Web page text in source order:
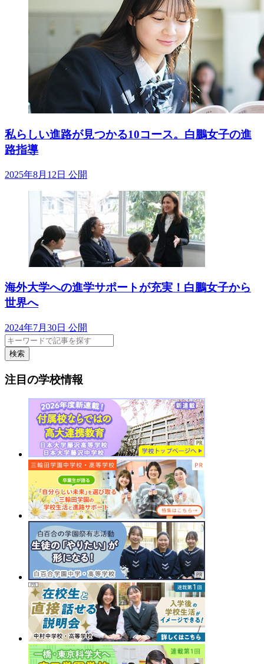
私らしい進路が見つかる10コース。白鵬女子の進
路指導
2025年8月12日 公開
海外大学への進学サポートが充実！白鵬女子から
世界へ
2024年7月30日 公開
検索
注目の学校情報